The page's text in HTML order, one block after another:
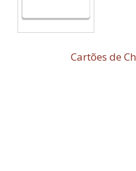
Cartões de